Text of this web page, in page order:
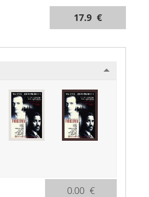
17.9 €
0.00 €